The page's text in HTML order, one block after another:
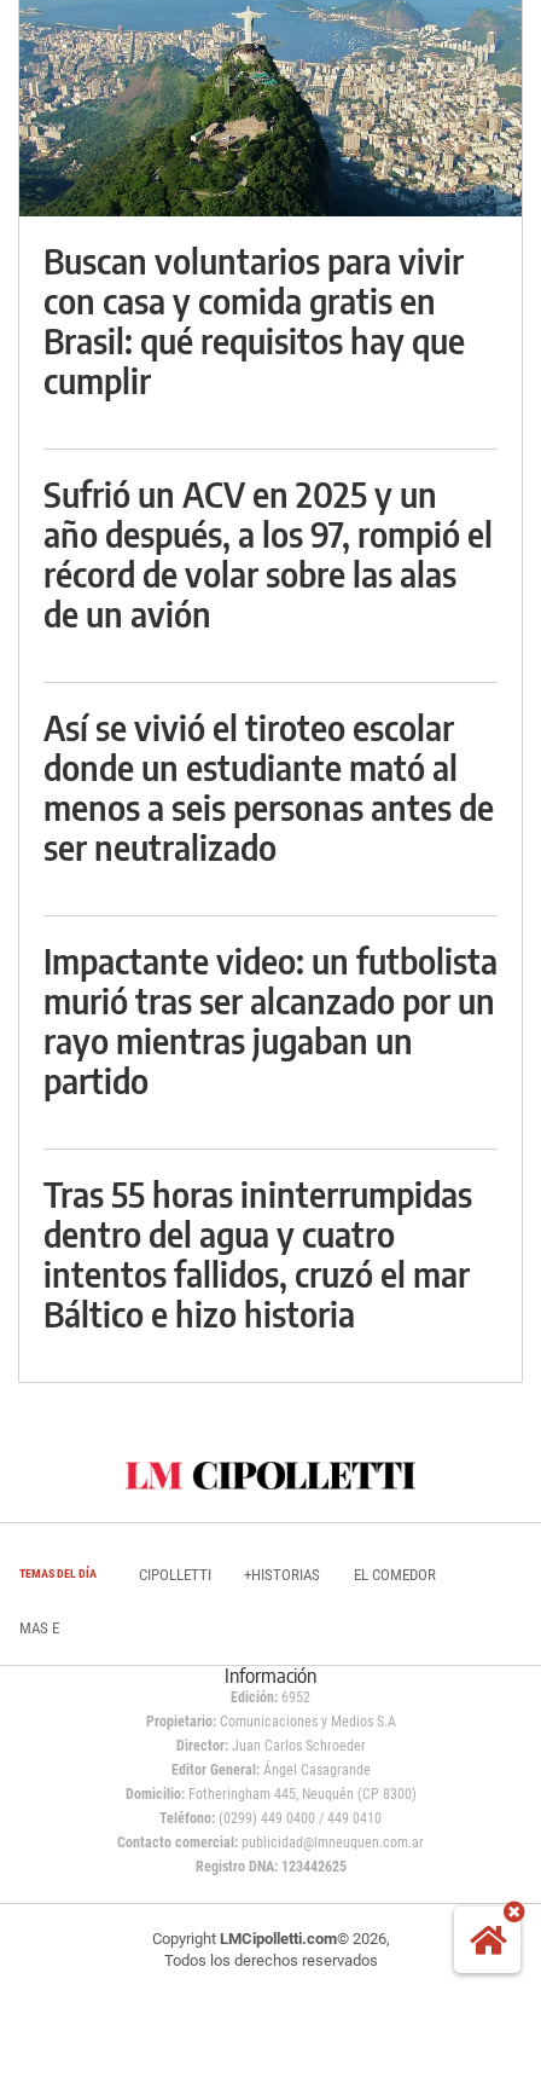
Buscan voluntarios para vivir
con casa y comida gratis en
Brasil: qué requisitos hay que
cumplir
Sufrió un ACV en 2025 y un
año después, a los 97, rompió el
récord de volar sobre las alas
de un avión
Así se vivió el tiroteo escolar
donde un estudiante mató al
menos a seis personas antes de
ser neutralizado
Impactante video: un futbolista
murió tras ser alcanzado por un
rayo mientras jugaban un
partido
Tras 55 horas ininterrumpidas
dentro del agua y cuatro
intentos fallidos, cruzó el mar
Báltico e hizo historia
TEMAS DEL DÍA CIPOLLETTI +HISTORIAS EL COMEDOR
MAS E
Información
Edición: 6952
Propietario:Comunicaciones y Medios S.A
Director: Juan Carlos Schroeder
Editor General:Ángel Casagrande
Domicilio:Fotheringham 445, Neuquén (CP 8300)
Teléfono: (0299) 449 0400 / 449 0410
Contacto comercial: publicidad@lmneuquen.com.ar
Registro DNA: 123442625
Copyright LMCipolletti.com© 2026,
Todos los derechos reservados